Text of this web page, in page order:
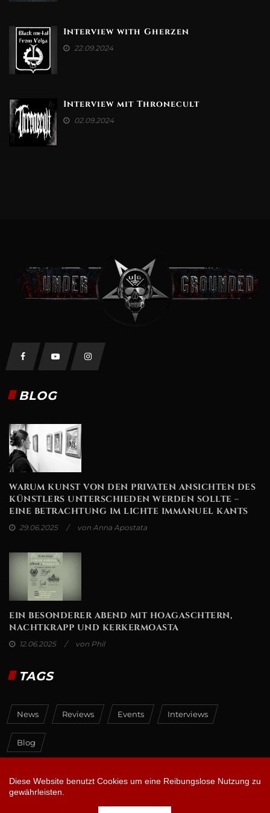
Interview with Gherzen
22.09.2024
Interview mit Thronecult
02.09.2024
BLOG
WARUM KUNST VON DEN PRIVATEN ANSICHTEN DES
KÜNSTLERS UNTERSCHIEDEN WERDEN SOLLTE –
EINE BETRACHTUNG IM LICHTE IMMANUEL KANTS
29.06.2025 von Anna Apostata
EIN BESONDERER ABEND MIT HOAGASCHTERN,
NACHTKRAPP UND KERKERMOASTA
12.06.2025 von Phil
TAGS
News Reviews Events Interviews
Blog
Copyright ©
Diese Website benutzt Cookies um eine Reibungslose Nutzung zu
gewährleisten.